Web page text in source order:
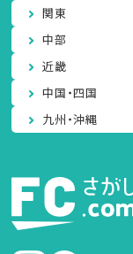
関東
中部
近畿
中国・四国
九州・沖縄